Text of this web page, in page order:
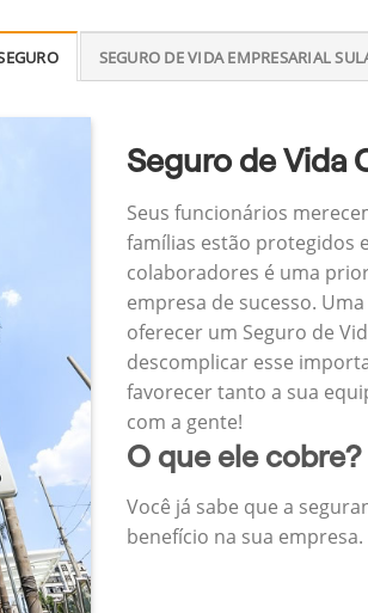
SEGURO DE VIDA EMPRESARIAL
Seguro de Vida
Seus funcionários
famílias estão protegidos
colaboradores é uma
empresa de sucesso.
oferecer um Seguro de
descomplicar esse
favorecer tanto a sua
com a gente!
O que ele cobre?
Você já sabe que a
benefício na sua